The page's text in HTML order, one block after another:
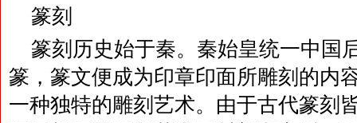
篆刻
篆刻历史始于秦。秦始皇统一中国
篆，篆文便成为印章印面所雕刻的内
一种独特的雕刻艺术。由于古代篆刻